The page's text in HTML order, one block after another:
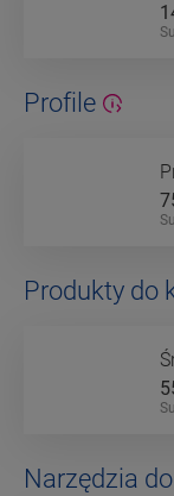
Profile
Produkty do
Narzędzia